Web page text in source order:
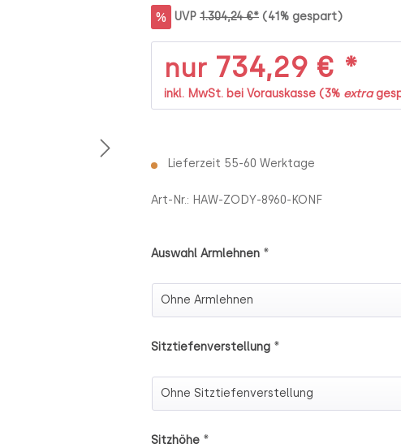
% UVP 1.304,24 €* (41% gespart)
nur 734,29 € *
inkl. MwSt. bei Vorauskasse (3% extra
Lieferzeit 55-60 Werktage
Art-Nr.: HAW-ZODY-8960-KONF
Auswahl Armlehnen *
Auswahl Armlehnen
Sitztiefenverstellung *
Sitztiefenverstellung
Sitzhöhe *